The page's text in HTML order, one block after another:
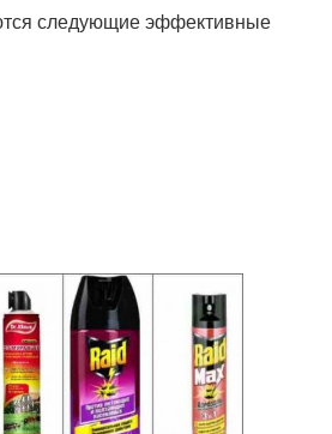
следующие эффективные